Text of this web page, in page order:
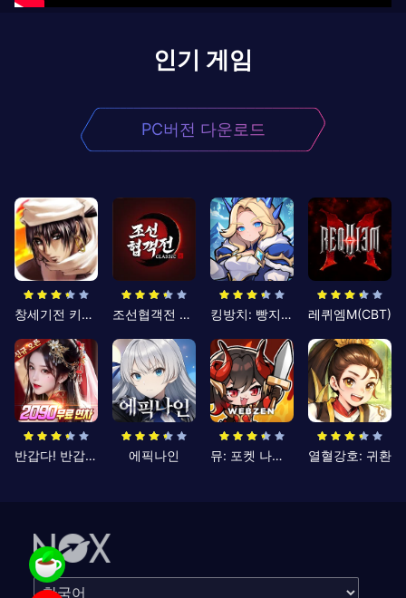
인기 게임
PC버전 다운로드
창세기전 키우기 조선협객전 클래식 킹방치: 빵지의 제왕 레퀴엠M(CBT)
반갑다! 반갑삼국지 에픽나인 뮤: 포켓 나이츠 열혈강호: 귀환